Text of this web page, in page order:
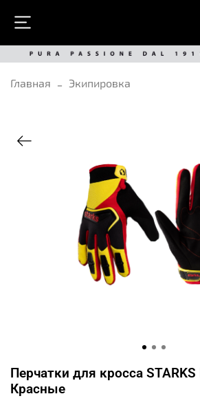
Главная Экипировка
Перчатки для кросса
Красные